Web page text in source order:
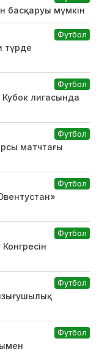
басқаруы мүмкін
Футбол
түрде
Футбол
лигасында
Футбол
матчтағы
Футбол
Футбол
Футбол
Футбол